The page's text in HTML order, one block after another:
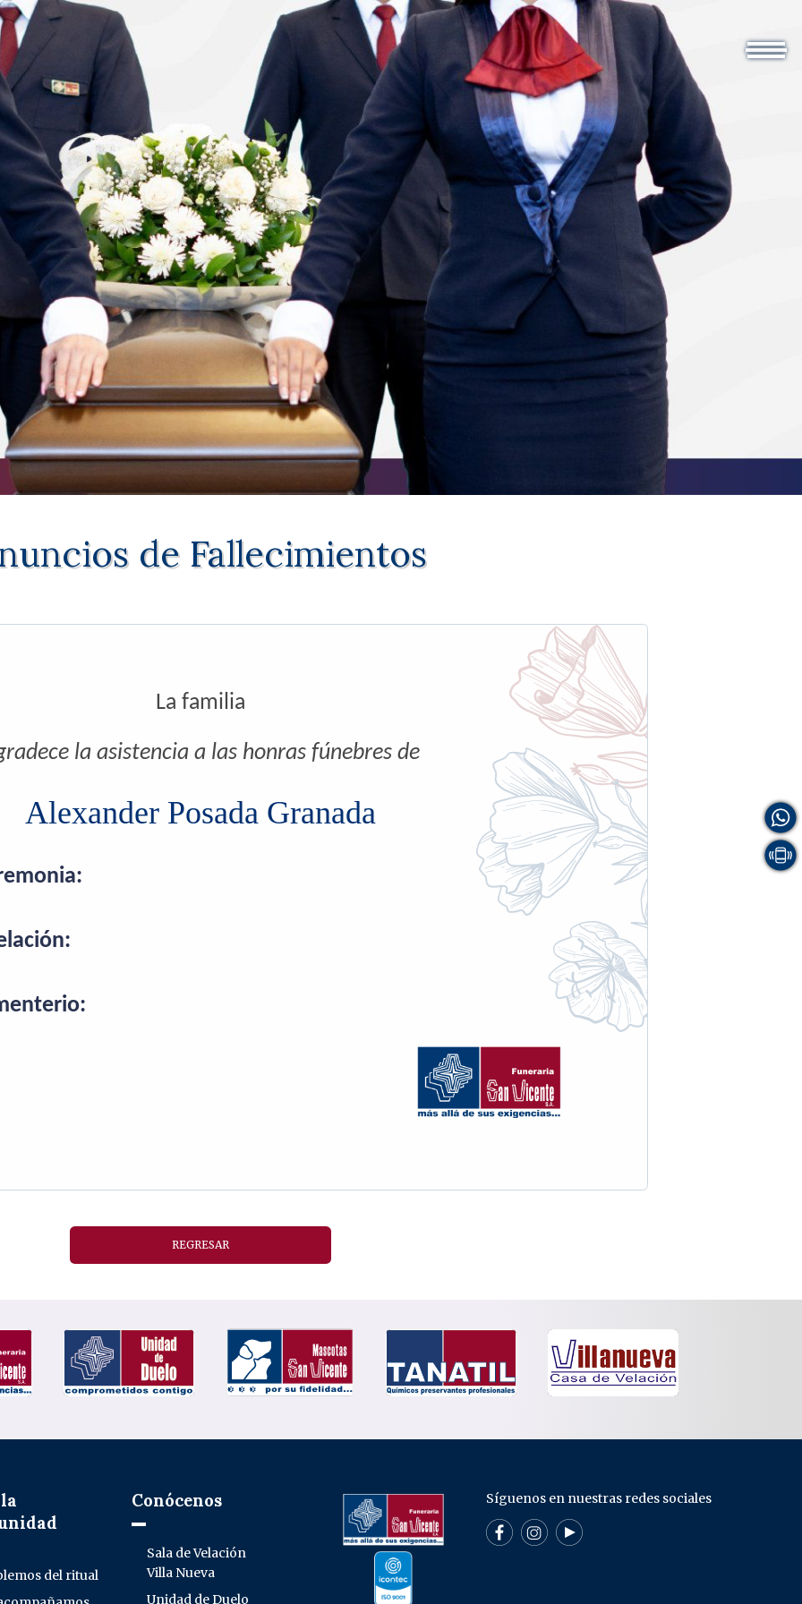
Nuestros
servicios
Con la
comunidad Contáctenos ESP ING
de Fallecimientos
La familia
la asistencia a las honras fúnebres de
Alexander Posada Granada
REGRESAR
del ritual
Conócenos
Sala de Velación
Villa Nueva
Unidad de Duelo
Síguenos en nuestras redes sociales